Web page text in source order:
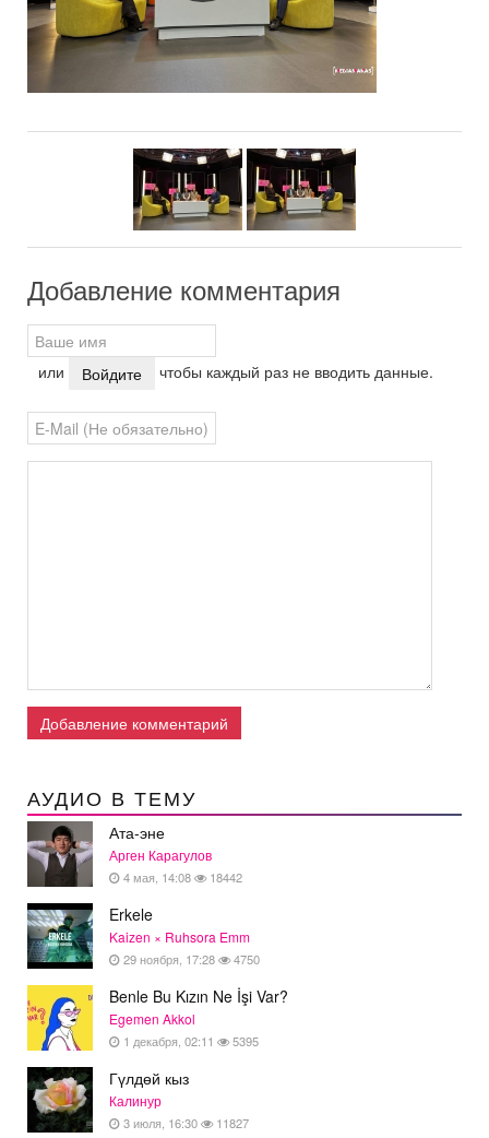
Добавление комментария
или Войдите чтобы каждый раз не вводить данные.
Добавление комментарий
АУДИО В ТЕМУ
Ата-эне
Арген Карагулов
4 мая, 14:08 18442
Erkele
Kaizen × Ruhsora Emm
29 ноября, 17:28 4750
Benle Bu Kızın Ne İşi Var?
Egemen Akkol
1 декабря, 02:11 5395
Гүлдөй кыз
Калинур
3 июля, 16:30 11827